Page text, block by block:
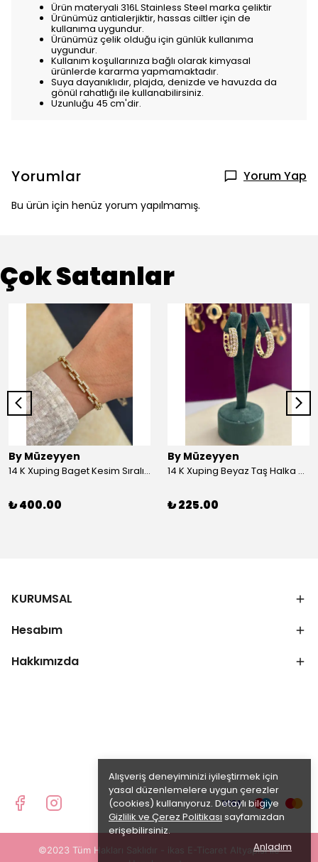
Alışveriş deneyiminizi iyileştirmek için
yasal düzenlemelere uygun çerezler
(cookies) kullanıyoruz. Detaylı bilgiye
Gizlilik ve Çerez Politikası sayfamızdan
erişebilirsiniz.
Anladım
Ürün materyali 316L Stainless Steel marka çeliktir
Ürünümüz antialerjiktir, hassas ciltler için de
kullanıma uygundur.
Ürünümüz çelik olduğu için günlük kullanıma
uygundur.
Kullanım koşullarınıza bağlı olarak kimyasal
ürünlerde kararma yapmamaktadır.
Suya dayanıklıdır, plajda, denizde ve havuzda da
gönül rahatlığı ile kullanabilirsiniz.
Uzunluğu 45 cm'dir.
Yorumlar Yorum Yap
Bu ürün için henüz yorum yapılmamış.
Çok Satanlar
By Müzeyyen
14 K Xuping Baget Kesim Sıralı Bileklik
₺ 400.00
By Müzeyyen
14 K Xuping Beyaz Taş Halka Küpe
₺ 225.00
KURUMSAL
Hesabım
Hakkımızda
©2023 Tüm Hakları Saklıdır - ikas E-Ticaret Altyapısı ile